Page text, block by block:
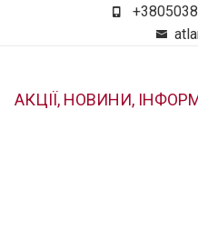
АКЦІЇ, НОВИНИ,